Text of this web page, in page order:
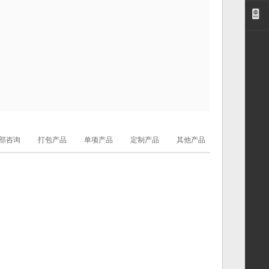
咨询 打包产品 单项产品 定制产品 其他产品